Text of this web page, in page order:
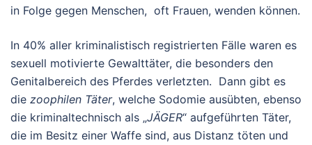
in Folge gegen Menschen, oft Frauen, wenden können.
In 40% aller kriminalistisch registrierten Fälle waren es
sexuell motivierte Gewalttäter, die besonders den
Genitalbereich des Pferdes verletzten. Dann gibt es
die zoophilen Täter, welche Sodomie ausübten, ebenso
die kriminaltechnisch als „JÄGER“ aufgeführten Täter,
die im Besitz einer Waffe sind, aus Distanz töten und